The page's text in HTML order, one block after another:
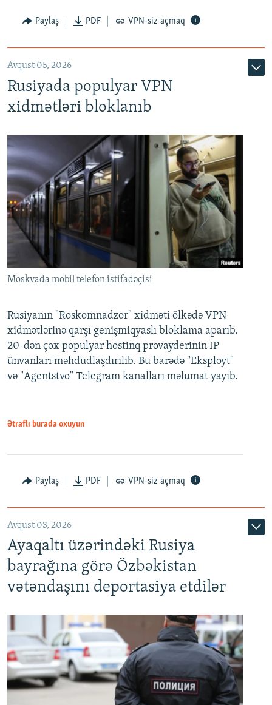
Paylaş PDF VPN-siz açmaq
Avqust 05, 2026
Rusiyada populyar VPN
xidmətləri bloklanıb
Moskvada mobil telefon istifadəçisi
Rusiyanın "Roskomnadzor" xidməti ölkədə VPN
xidmətlərinə qarşı genişmiqyaslı bloklama aparıb.
20-dən çox populyar hostinq provayderinin IP
ünvanları məhdudlaşdırılıb. Bu barədə "Eksployt"
və "Agentstvo" Telegram kanalları məlumat yayıb.
Ətraflı burada oxuyun
Paylaş PDF VPN-siz açmaq
Avqust 03, 2026
Ayaqaltı üzərindəki Rusiya
bayrağına görə Özbəkistan
vətəndaşını deportasiya etdilər